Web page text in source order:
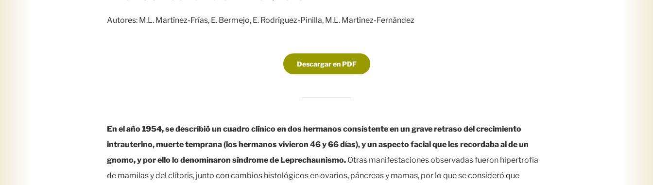
Autores: M.L. Martínez-Frías, E. Bermejo, E. Rodríguez-Pinilla, M.L. Martínez-Fernández
Descargar en PDF
En el año 1954, se describió un cuadro clínico en dos hermanos consistente en un grave retraso del crecimiento
intrauterino, muerte temprana (los hermanos vivieron 46 y 66 días), y un aspecto facial que les recordaba al de un
gnomo, y por ello lo denominaron síndrome de Leprechaunismo. Otras manifestaciones observadas fueron hipertrofia
de mamilas y del clítoris, junto con cambios histológicos en ovarios, páncreas y mamas, por lo que se consideró que